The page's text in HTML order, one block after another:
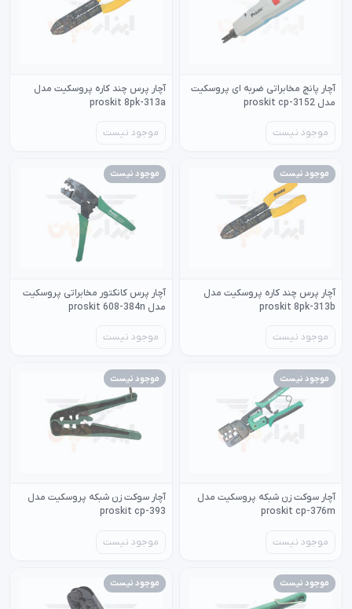
آچار پانچ مخابراتی ضربه ای پروسکیت
مدل proskit cp-3152
موجود نیست
آچار پرس چند کاره پروسکیت مدل
proskit 8pk-313a
موجود نیست
موجود نیست
آچار پرس چند کاره پروسکیت مدل
proskit 8pk-313b
موجود نیست
موجود نیست
آچار پرس کانکتور مخابراتی پروسکیت
مدل proskit 608-384n
موجود نیست
موجود نیست
آچار سوکت زن شبکه پروسکیت مدل
proskit cp-376m
موجود نیست
موجود نیست
آچار سوکت زن شبکه پروسکیت مدل
proskit cp-393
موجود نیست
موجود نیست موجود نیست